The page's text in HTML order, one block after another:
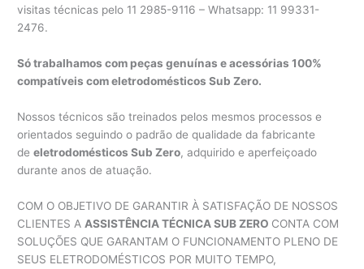
visitas técnicas pelo 11 2985-9116 – Whatsapp: 11 99331-
2476.
Só trabalhamos com peças genuínas e acessórias 100%
compatíveis com eletrodomésticos Sub Zero.
Nossos técnicos são treinados pelos mesmos processos e
orientados seguindo o padrão de qualidade da fabricante
deeletrodomésticos Sub Zero, adquirido e aperfeiçoado
durante anos de atuação.
COM O OBJETIVO DE GARANTIR À SATISFAÇÃO DE NOSSOS
CLIENTES A ASSISTÊNCIA TÉCNICA SUB ZERO CONTA COM
SOLUÇÕES QUE GARANTAM O FUNCIONAMENTO PLENO DE
SEUS ELETRODOMÉSTICOS POR MUITO TEMPO,